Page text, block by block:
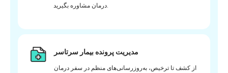
درمان مشاوره بگیرید.
مدیریت پرونده بیمار سرتاسر
از کشف تا ترخیص، به‌روزرسانی‌های منظم در سفر درمان